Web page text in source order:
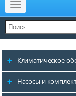
Меню
Климатическое
Насосы и